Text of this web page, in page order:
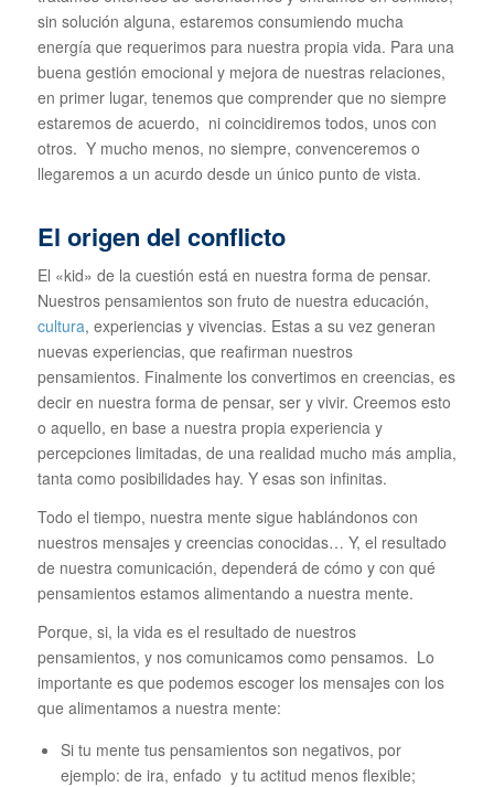
sin solución alguna, estaremos consumiendo mucha
energía que requerimos para nuestra propia vida. Para una
buena gestión emocional y mejora de nuestras relaciones,
en primer lugar, tenemos que comprender que no siempre
estaremos de acuerdo, ni coincidiremos todos, unos con
otros. Y mucho menos, no siempre, convenceremos o
llegaremos a un acurdo desde un único punto de vista.
El origen del conflicto
El «kid» de la cuestión está en nuestra forma de pensar.
Nuestros pensamientos son fruto de nuestra educación,
cultura, experiencias y vivencias. Estas a su vez generan
nuevas experiencias, que reafirman nuestros
pensamientos. Finalmente los convertimos en creencias, es
decir en nuestra forma de pensar, ser y vivir. Creemos esto
o aquello, en base a nuestra propia experiencia y
percepciones limitadas, de una realidad mucho más amplia,
tanta como posibilidades hay. Y esas son infinitas.
Todo el tiempo, nuestra mente sigue hablándonos con
nuestros mensajes y creencias conocidas… Y, el resultado
de nuestra comunicación, dependerá de cómo y con qué
pensamientos estamos alimentando a nuestra mente.
Porque, si, la vida es el resultado de nuestros
pensamientos, y nos comunicamos como pensamos. Lo
importante es que podemos escoger los mensajes con los
que alimentamos a nuestra mente:
Si tu mente tus pensamientos son negativos, por
ejemplo: de ira, enfado y tu actitud menos flexible;